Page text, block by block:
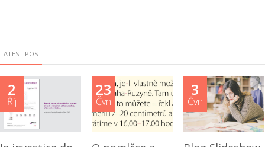
LATEST POST
2
Říj
23
Čvn
3
Čvn